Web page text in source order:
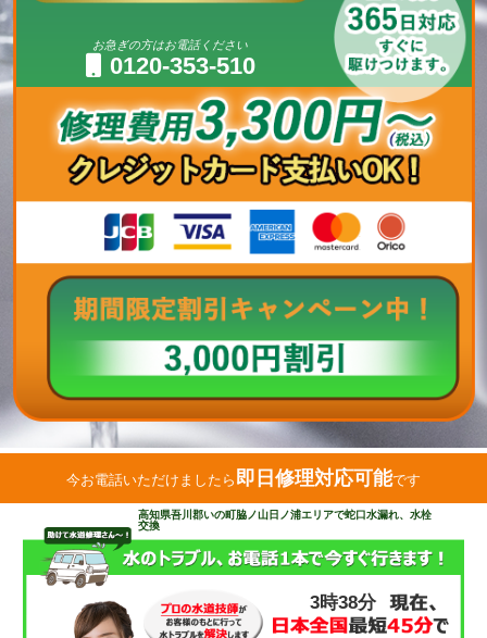
お急ぎの方はお電話ください
0120-353-510
今お電話いただけましたら 即日修理対応可能です
高知県吾川郡いの町脇ノ山日ノ浦エリアで蛇口水漏れ、水栓
交換
3時38分